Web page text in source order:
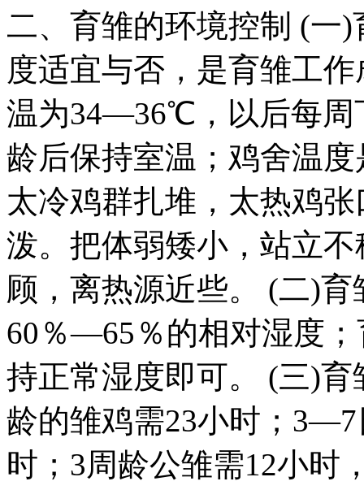
二、育雏的环境控制 (一
度适宜与否，是育雏工
温为34—36℃，以后每
龄后保持室温；鸡舍温
太冷鸡群扎堆，太热鸡
泼。把体弱矮小，站立
顾，离热源近些。 (二)
60％—65％的相对湿度
持正常湿度即可。 (三)
龄的雏鸡需23小时；3—7
时；3周龄公雏需12小时